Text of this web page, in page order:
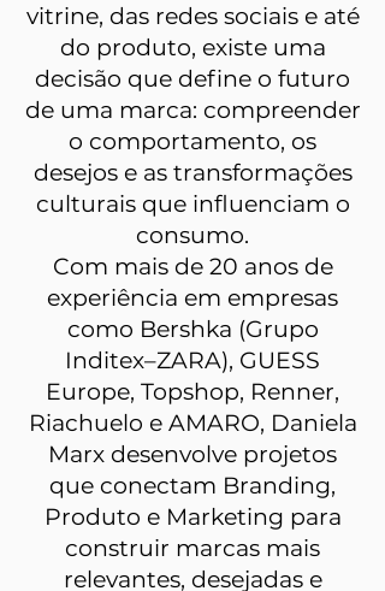
vitrine, das redes sociais e até
do produto, existe uma
decisão que define o futuro
de uma marca: compreender
o comportamento, os
desejos e as transformações
culturais que influenciam o
consumo.
Com mais de 20 anos de
experiência em empresas
como Bershka (Grupo
Inditex–ZARA), GUESS
Europe, Topshop, Renner,
Riachuelo e AMARO, Daniela
Marx desenvolve projetos
que conectam Branding,
Produto e Marketing para
construir marcas mais
relevantes, desejadas e